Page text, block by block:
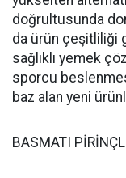
doğrultusunda
da ürün çeşitliliği
sağlıklı yemek
sporcu
baz alan yeni
BASMATI